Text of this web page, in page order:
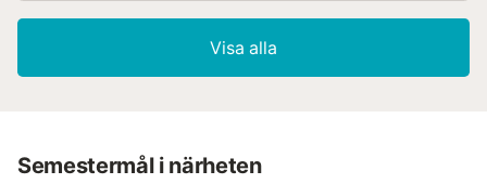
dagar. Vardagsrum : Inuti hittar du ljusa och inbjudande
gemensamma utrymmen som uppmuntrar till avkoppling.
måltider där alla kan samlas och njuta av läckra rätter som
Visa alla
Semestermål i närheten